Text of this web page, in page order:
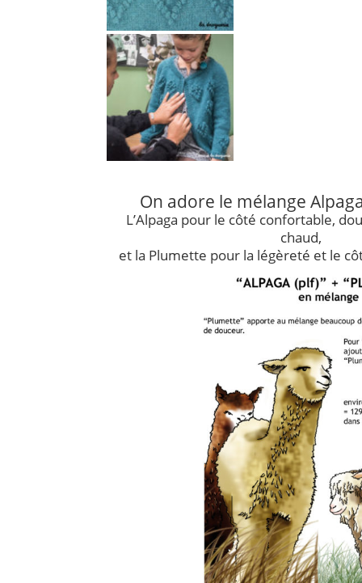
On adore le mélange
L’Alpaga pour le côté confortable,
chaud,
et la Plumette pour la légèreté et le